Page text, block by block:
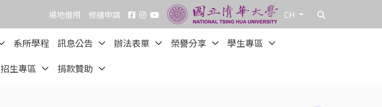
場地借用 修繕申請 CH
系所學程 訊息公告 辦法表單 榮譽分享
學生專區
招生專區 捐款贊助